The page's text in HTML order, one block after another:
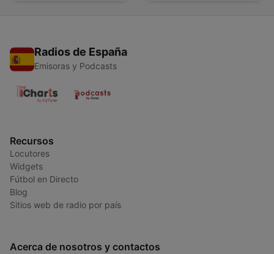
Radios de España
Emisoras y Podcasts
Recursos
Locutores
Widgets
Fútbol en Directo
Blog
Sitios web de radio por país
Acerca de nosotros y contactos